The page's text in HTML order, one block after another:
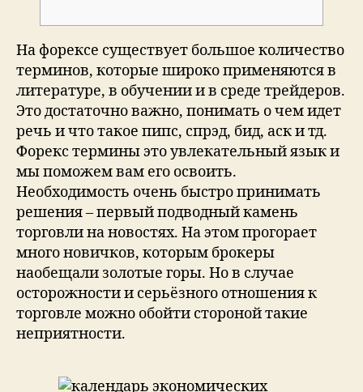
На форексе существует большое количество
терминов, которые широко применяются в
литературе, в обучении и в среде трейдеров.
Это достаточно важно, понимать о чем идет
речь и что такое пипс, спрэд, бид, аск и тд.
Форекс термины это увлекательный язык и
мы поможем вам его освоить.
Необходимость очень быстро принимать
решения – первый подводный камень
торговли на новостях. На этом прогорает
много новичков, которым брокеры
наобещали золотые горы. Но в случае
осторожности и серьёзного отношения к
торговле можно обойти стороной такие
неприятности.